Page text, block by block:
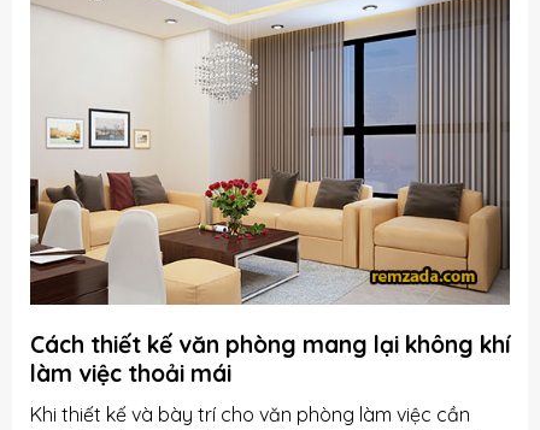
Cách thiết kế văn phòng mang lại không khí
làm việc thoải mái
Khi thiết kế và bày trí cho văn phòng làm việc cần